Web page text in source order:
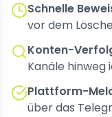
Schnelle
vor dem
Konten-
Kanäle hinweg
Plattform-
über das